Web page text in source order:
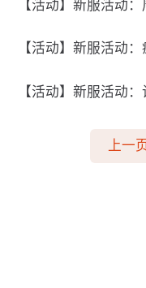
【活动】新服活动
【活动】新服活动
【活动】新服活动
上一